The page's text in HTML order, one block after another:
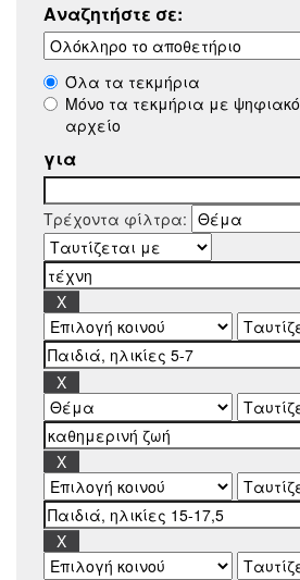
Αναζητήστε σε:
Όλα τα τεκμήρια
Μόνο τα τεκμήρια με ψηφιακό
αρχείο
για
Τρέχοντα φίλτρα: